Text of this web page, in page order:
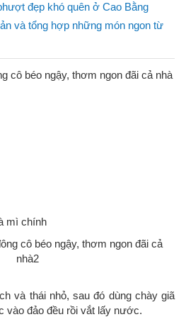
đẹp khó quên ở Cao Bằng
và tổng hợp những món ngon từ
mì chính
và thái nhỏ, sau đó dùng chày giã
vào đảo đều rồi vắt lấy nước.